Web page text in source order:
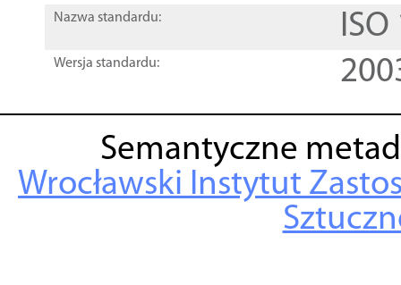
Nazwa standardu:
Wersja standardu:
Semantyczne
Wrocławski Instytut